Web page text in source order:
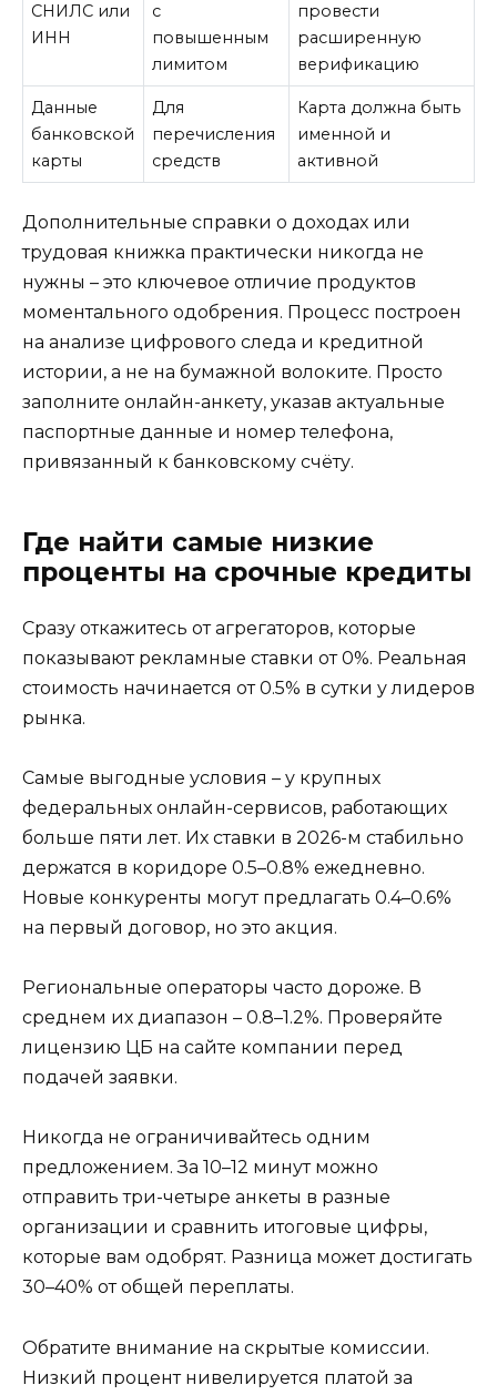
СНИЛС или
ИНН
с
повышенным
лимитом
провести
расширенную
верификацию
Данные
банковской
карты
Для
перечисления
средств
Карта должна быть
именной и
активной
Дополнительные справки о доходах или
трудовая книжка практически никогда не
нужны – это ключевое отличие продуктов
моментального одобрения. Процесс построен
на анализе цифрового следа и кредитной
истории, а не на бумажной волоките. Просто
заполните онлайн-анкету, указав актуальные
паспортные данные и номер телефона,
привязанный к банковскому счёту.
Где найти самые низкие
проценты на срочные кредиты
Сразу откажитесь от агрегаторов, которые
показывают рекламные ставки от 0%. Реальная
стоимость начинается от 0.5% в сутки у лидеров
рынка.
Самые выгодные условия – у крупных
федеральных онлайн-сервисов, работающих
больше пяти лет. Их ставки в 2026-м стабильно
держатся в коридоре 0.5–0.8% ежедневно.
Новые конкуренты могут предлагать 0.4–0.6%
на первый договор, но это акция.
Региональные операторы часто дороже. В
среднем их диапазон – 0.8–1.2%. Проверяйте
лицензию ЦБ на сайте компании перед
подачей заявки.
Никогда не ограничивайтесь одним
предложением. За 10–12 минут можно
отправить три-четыре анкеты в разные
организации и сравнить итоговые цифры,
которые вам одобрят. Разница может достигать
30–40% от общей переплаты.
Обратите внимание на скрытые комиссии.
Низкий процент нивелируется платой за